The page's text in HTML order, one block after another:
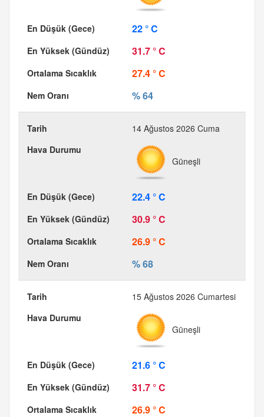
22 ° C
31.7 ° C
27.4 ° C
% 64
14 Ağustos 2026 Cuma
Güneşli
22.4 ° C
30.9 ° C
26.9 ° C
% 68
15 Ağustos 2026 Cumartesi
Güneşli
21.6 ° C
31.7 ° C
26.9 ° C